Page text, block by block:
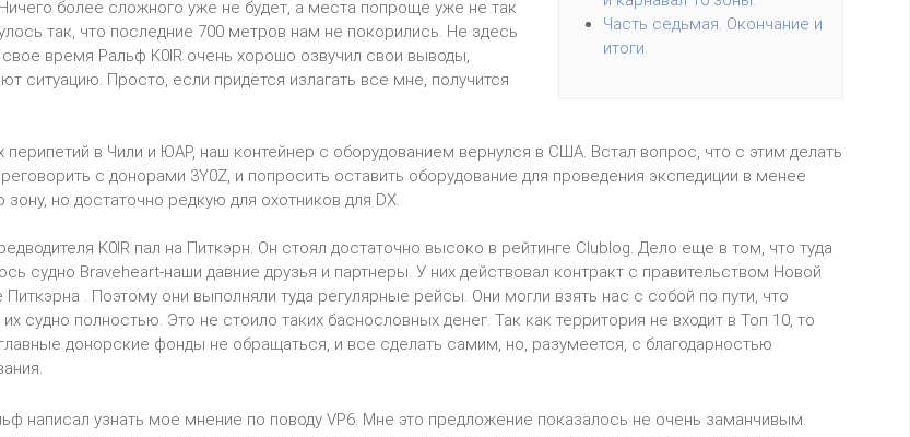
Часть седьмая. Окончание и
итоги.
более сложного уже не будет, а места попроще уже не так
так, что последние 700 метров нам не покорились. Не здесь
свое время Ральф K0IR очень хорошо озвучил свои выводы,
ситуацию. Просто, если придётся излагать все мне, получится
в Чили и ЮАР, наш контейнер с оборудованием вернулся в США. Встал вопрос, что с этим делать
с донорами 3Y0Z, и попросить оставить оборудование для проведения экспедиции в менее
но достаточно редкую для охотников для DX.
K0IR пал на Питкэрн. Он стоял достаточно высоко в рейтинге Clublog. Дело еще в том, что туда
судно Braveheart-наши давние друзья и партнеры. У них действовал контракт с правительством Новой
. Поэтому они выполняли туда регулярные рейсы. Они могли взять нас с собой по пути, что
судно полностью. Это не стоило таких баснословных денег. Так как территория не входит в Топ 10, то
донорские фонды не обращаться, и все сделать самим, но, разумеется, с благодарностью
написал узнать мое мнение по поводу VP6. Мне это предложение показалось не очень заманчивым.